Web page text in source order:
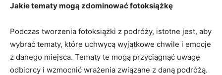
Jakie tematy mogą zdominować fotoksiążkę
Podczas tworzenia fotoksiążki z podróży, istotne⁤ jest, aby
wybrać tematy, które uchwycą wyjątkowe chwile i emocje
​z danego ⁣miejsca. Tematy te mogą przyciągnąć uwagę ​
odbiorcy i wzmocnić wrażenia związane z daną podróżą.